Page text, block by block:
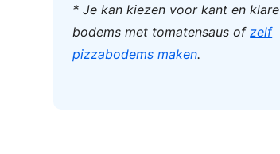
* Je kan kiezen voor kant en klare
bodems met tomatensaus ofzelf
pizzabodems maken.